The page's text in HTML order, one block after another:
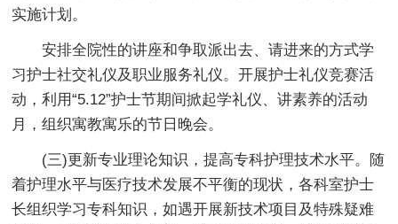
实施计划。
安排全院性的讲座和争取派出去、请进来的方式学
习护士社交礼仪及职业服务礼仪。开展护士礼仪竞赛活
动，利用“5.12”护士节期间掀起学礼仪、讲素养的活动
月，组织寓教寓乐的节日晚会。
(三)更新专业理论知识，提高专科护理技术水平。随
着护理水平与医疗技术发展不平衡的现状，各科室护士
长组织学习专科知识，如遇开展新技术项目及特殊疑难